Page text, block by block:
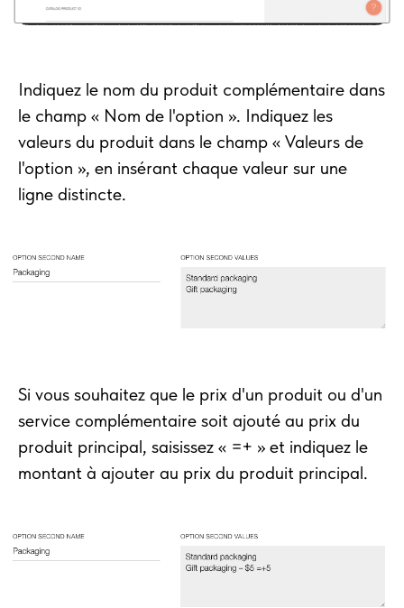
Indiquez le nom du produit complémentaire dans
le champ « Nom de l'option ». Indiquez les
valeurs du produit dans le champ « Valeurs de
l'option », en insérant chaque valeur sur une
ligne distincte.
Si vous souhaitez que le prix d'un produit ou d'un
service complémentaire soit ajouté au prix du
produit principal, saisissez « =+ » et indiquez le
montant à ajouter au prix du produit principal.